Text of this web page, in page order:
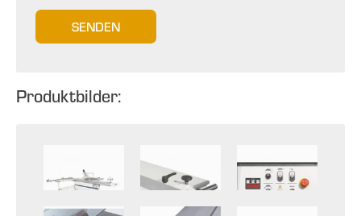
SENDEN
Produktbilder: